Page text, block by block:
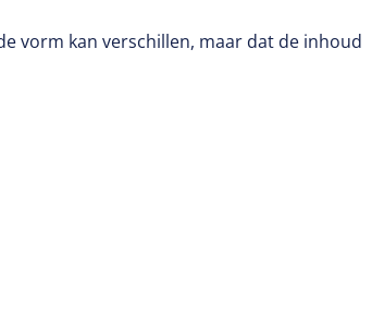
vorm kan verschillen, maar dat de inhoud